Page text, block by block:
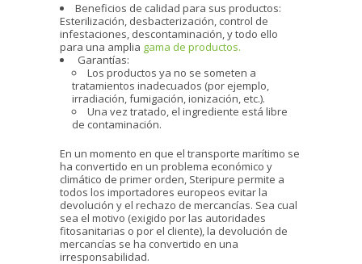
Beneficios de calidad para sus productos:
Esterilización, desbacterización, control de
infestaciones, descontaminación, y todo ello
para una amplia gama de productos.
Garantías:
Los productos ya no se someten a
tratamientos inadecuados (por ejemplo,
irradiación, fumigación, ionización, etc.).
Una vez tratado, el ingrediente está libre
de contaminación.
En un momento en que el transporte marítimo se
ha convertido en un problema económico y
climático de primer orden, Steripure permite a
todos los importadores europeos evitar la
devolución y el rechazo de mercancías. Sea cual
sea el motivo (exigido por las autoridades
fitosanitarias o por el cliente), la devolución de
mercancías se ha convertido en una
irresponsabilidad.